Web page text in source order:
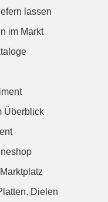
lassen
im Markt
Überblick
Dielen